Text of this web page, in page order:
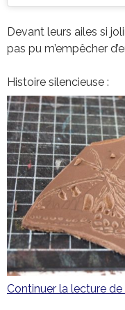
Devant leurs ailes si
pas pu m’empêcher
Histoire silencieuse :
Continuer la lecture de